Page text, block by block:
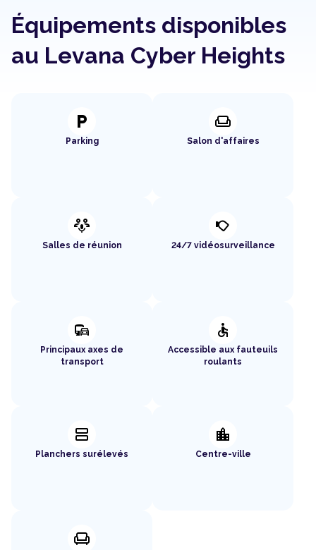
Équipements disponibles
au Levana Cyber Heights
local_parking
Parking
weekend
Salon d'affaires
adaptive_audio_mic
Salles de réunion
nest_cam_outdoor
24/7 vidéosurveillance
commute
Principaux axes de
transport
accessible
Accessible aux fauteuils
roulants
splitscreen
Planchers surélevés
location_city
Centre-ville
chair